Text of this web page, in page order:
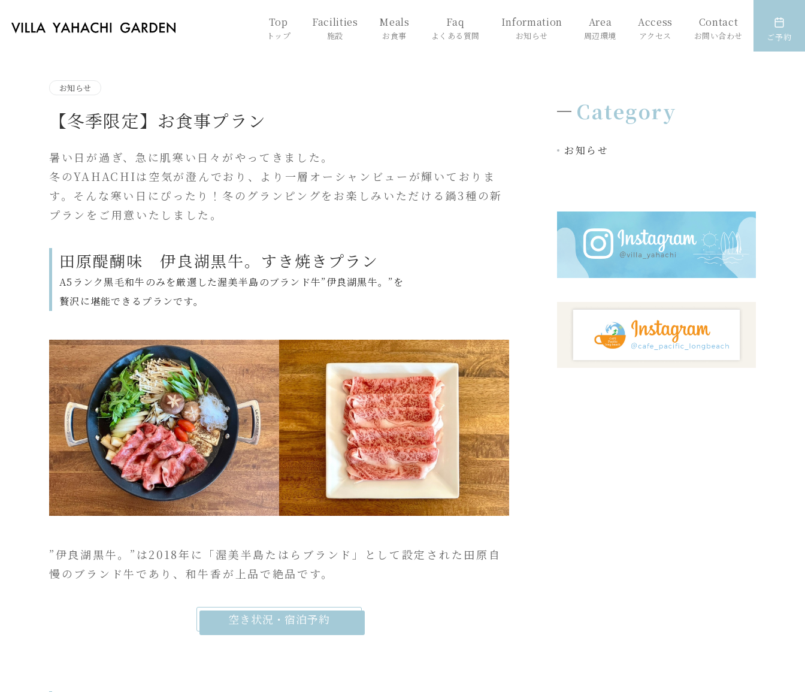
Top
トップ
Facilities
施設
Meals
お食事
Faq
よくある質問
Information
お知らせ
Area
周辺環境
Access
アクセス
Contact
お問い合わせ ご予約
お知らせ
【冬季限定】お食事プラン
暑い日が過ぎ、急に肌寒い日々がやってきました。
冬のYAHACHIは空気が澄んでおり、より一層オーシャンビューが輝いておりま
す。 そん な寒い日にぴったり！冬のグランピングをお楽しみいただける鍋3種の新
プランをご用意いたしました。
田原醍醐味 伊良湖黒牛。すき焼きプラン
A5ランク黒毛和牛のみを厳選した渥美半島のブランド牛”伊良湖黒牛。”を
贅沢 に堪能できるプランです。
”伊良湖黒牛。”は2018年に「渥美半島たはらブランド」として設定された田原自
慢のブランド牛であり、和牛香が上品で絶品です。
空き状況・宿泊予約
Category
お知らせ
空き状況・宿泊予約